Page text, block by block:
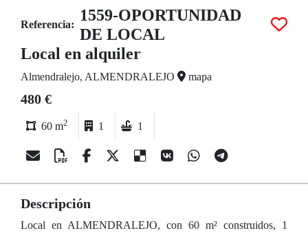
Referencia:
1559-OPORTUNIDAD
DE LOCAL
Local en alquiler
Almendralejo, ALMENDRALEJO mapa
480 €
60 m2 1 1
Descripción
Local en ALMENDRALEJO, con 60 m² construidos, 1